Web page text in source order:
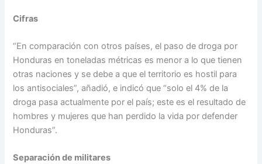
Cifras
“En comparación con otros países, el paso de droga por
Honduras en toneladas métricas es menor a lo que tienen
otras naciones y se debe a que el territorio es hostil para
los antisociales”, añadió, e indicó que “solo el 4% de la
droga pasa actualmente por el país; este es el resultado de
hombres y mujeres que han perdido la vida por defender
Honduras”.
Separación de militares